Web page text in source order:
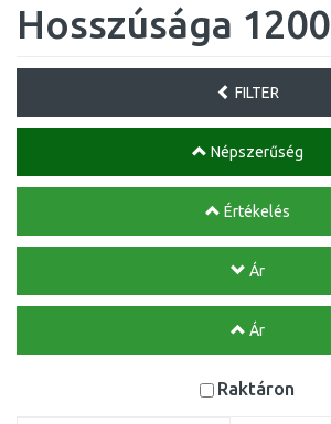
Hosszúsága 1200
FILTER
Népszerűség
Értékelés
Ár
Ár
Raktáron